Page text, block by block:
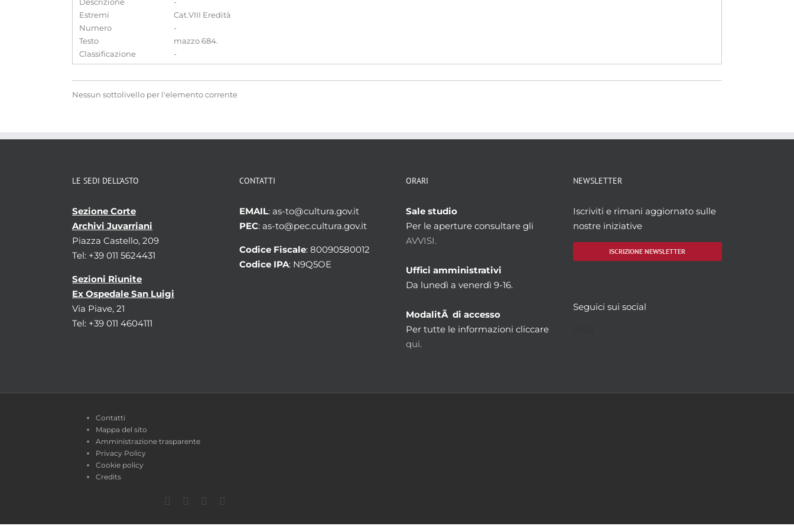
Descrizione
-
Estremi
Cat.VIII Eredità
Numero
-
Testo
mazzo 684.
Classificazione
-
Nessun sottolivello per l'elemento corrente
LE SEDI DELL’ASTO
Sezione Corte
Archivi Juvarriani
Piazza Castello, 209
Tel: +39 011 5624431
Sezioni Riunite
Ex Ospedale San Luigi
Via Piave, 21
Tel: +39 011 4604111
CONTATTI
EMAIL: as-to@cultura.gov.it
PEC: as-to@pec.cultura.gov.it
Codice Fiscale: 80090580012
Codice IPA: N9Q5OE
ORARI
Sale studio
Per le aperture consultare gli
AVVISI.
Uffici amministrativi
Da lunedì a venerdì 9-16.
ModalitÃ di accesso
Per tutte le informazioni cliccare
qui.
NEWSLETTER
Iscriviti e rimani aggiornato sulle
nostre iniziative
ISCRIZIONE NEWSLETTER
Seguici sui social
Contatti
Mappa del sito
Amministrazione trasparente
Privacy Policy
Cookie policy
Credits
Facebook
TwitterYouTube